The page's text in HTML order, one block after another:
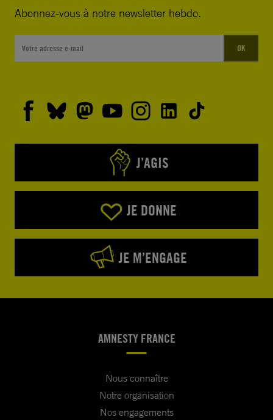
Abonnez-vous à notre newsletter hebdo.
OK
J’AGIS
JE DONNE
JE M’ENGAGE
AMNESTY FRANCE
Nous connaître
Notre organisation
Nos engagements